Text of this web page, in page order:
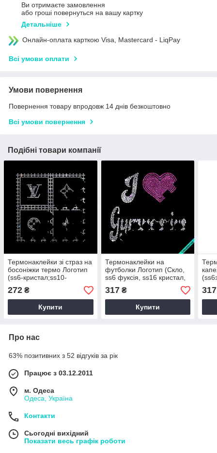
Ви отримаєте замовлення
або гроші повернуться на вашу картку
Детальніше
Онлайн-оплата карткою Visa, Mastercard - LiqPay
Всі умови оплати
Умови повернення
Повернення товару впродовж 14 днів безкоштовно
Всі умови повернення
Подібні товари компанії
Термонаклейки зі страз на
босоніжки термо Логотип
(ss6-кристал;ss10-
272 ₴
Купити
Термонаклейки на
футболки Логотип (Скло,
ss6 фуксія, ss16 кристал,
317₴
Купити
317
Про нас
63% позитивних з 52 відгуків за рік
Працює з 03.12.2011
м. Одеса
Одеса, Україна
Контакти
Сьогодні вихідний
Показати весь графік роботи